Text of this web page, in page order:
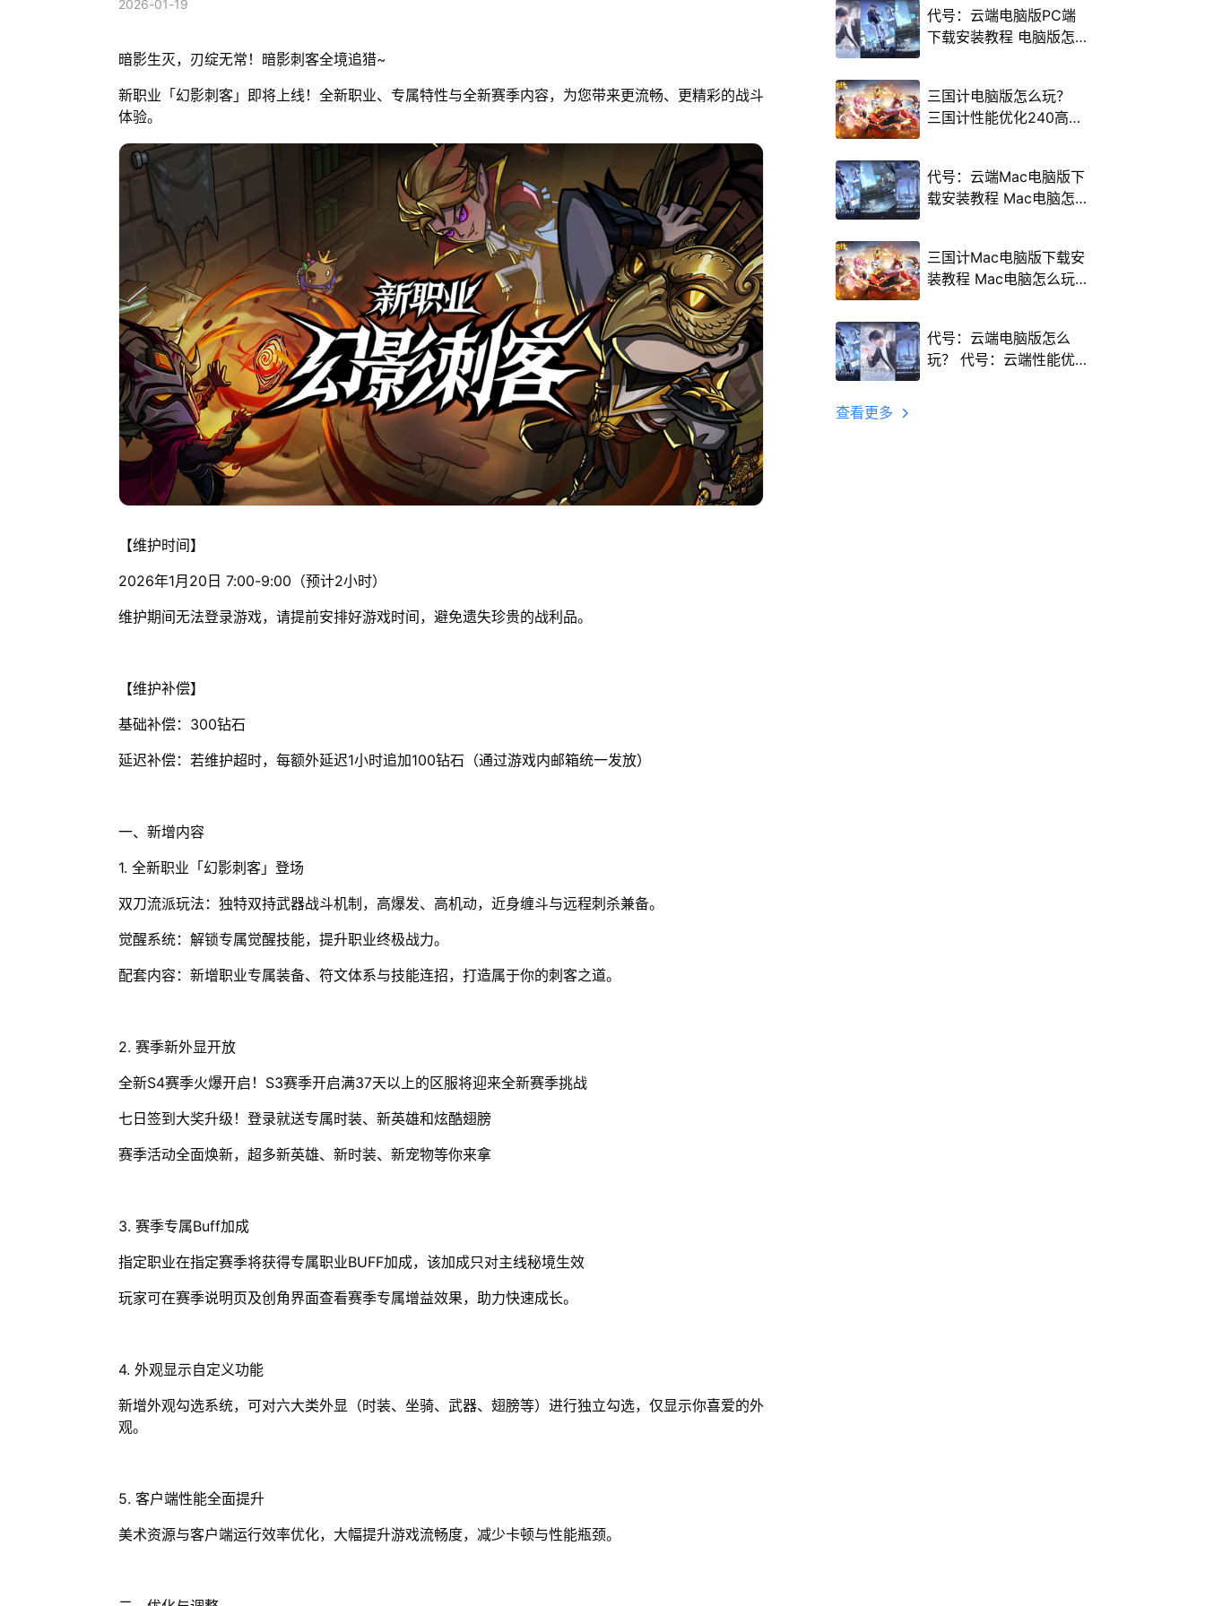
2026-01-19
暗影生灭，刃绽无常！暗影刺客全境追猎~
新职业「幻影刺客」即将上线！全新职业、专属特性与全新赛季内容，为您带来更流畅、更精彩的战斗
体验。
【维护时间】
2026年1月20日 7:00-9:00（预计2小时）
维护期间无法登录游戏，请提前安排好游戏时间，避免遗失珍贵的战利品。
【维护补偿】
基础补偿：300钻石
延迟补偿：若维护超时，每额外延迟1小时追加100钻石（通过游戏内邮箱统一发放）
一、新增内容
1. 全新职业「幻影刺客」登场
双刀流派玩法：独特双持武器战斗机制，高爆发、高机动，近身缠斗与远程刺杀兼备。
觉醒系统：解锁专属觉醒技能，提升职业终极战力。
配套内容：新增职业专属装备、符文体系与技能连招，打造属于你的刺客之道。
2. 赛季新外显开放
全新S4赛季火爆开启！S3赛季开启满37天以上的区服将迎来全新赛季挑战
七日签到大奖升级！登录就送专属时装、新英雄和炫酷翅膀
赛季活动全面焕新，超多新英雄、新时装、新宠物等你来拿
3. 赛季专属Buff加成
指定职业在指定赛季将获得专属职业BUFF加成，该加成只对主线秘境生效
玩家可在赛季说明页及创角界面查看赛季专属增益效果，助力快速成长。
4. 外观显示自定义功能
新增外观勾选系统，可对六大类外显（时装、坐骑、武器、翅膀等）进行独立勾选，仅显示你喜爱的外
观。
5. 客户端性能全面提升
美术资源与客户端运行效率优化，大幅提升游戏流畅度，减少卡顿与性能瓶颈。
代号：云端电脑版PC端
下载安装教程 电脑版怎
三国计电脑版怎么玩？
三国计性能优化240高帧
代号：云端Mac电脑版下
载安装教程 Mac电脑怎
三国计Mac电脑版下载安
装教程 Mac电脑怎么玩
代号：云端电脑版怎么
玩？ 代号：云端性能优
查看更多